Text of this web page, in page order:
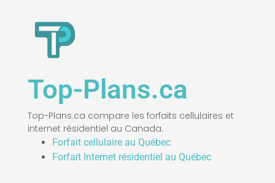
Top-Plans.ca
Top-Plans.ca compare les forfaits cellulaires et
internet résidentiel au Canada.
Forfait cellulaire au Québec
Forfait Internet résidentiel au Québec